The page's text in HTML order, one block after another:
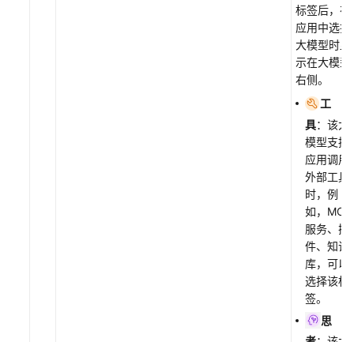
标签后，在
应用中选择
大模型时显
示在大模型
右侧。
工
具：该大
模型支持
应用调用
外部工具
时，例
如，MCP
服务、插
件、知识
库，可以
选择该标
签。
思